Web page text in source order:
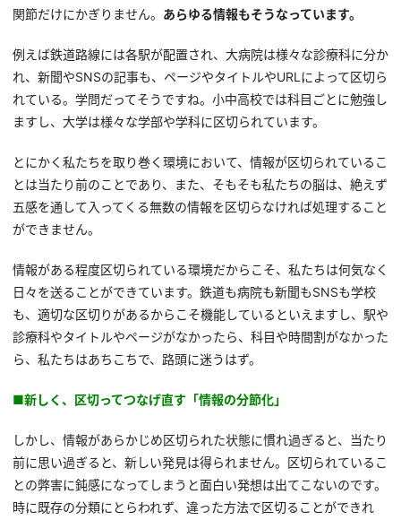
関節だけにかぎりません。 あらゆる情報もそうなっています。
例えば鉄道路線には各駅が配置され、大病院は様々な診療科に分か
れ、新聞やSNSの記事も、ページやタイトルやURLによって区切ら
れている。学問だってそうですね。小中高校では科目ごとに勉強し
ますし、大学は様々な学部や学科に区切られています。
とにかく私たちを取り巻く環境において、情報が区切られているこ
とは当たり前のことであり、また、そもそも私たちの脳は、絶えず
五感を通して入ってくる無数の情報を区切らなければ処理すること
ができません。
情報がある程度区切られている環境だからこそ、私たちは何気なく
日々を送ることができています。鉄道も病院も新聞もSNSも学校
も、適切な区切りがあるからこそ機能しているといえますし、駅や
診療科やタイトルやページがなかったら、科目や時間割がなかった
ら、私たちはあちこちで、路頭に迷うはず。
■新しく、区切ってつなげ直す「情報の分節化」
しかし、情報があらかじめ区切られた状態に慣れ過ぎると、当たり
前に思い過ぎると、新しい発見は得られません。区切られているこ
との弊害に鈍感になってしまうと面白い発想は出てこないのです。
時に既存の分類にとらわれず、違った方法で区切ることができれ